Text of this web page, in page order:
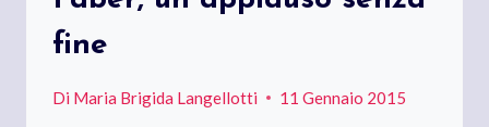
fine
Di Maria Brigida Langellotti 11 Gennaio 2015